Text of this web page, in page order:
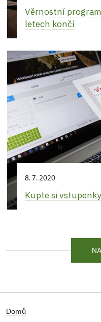
Věrnostní
letech končí
8. 7. 2020
Kupte si
Domů